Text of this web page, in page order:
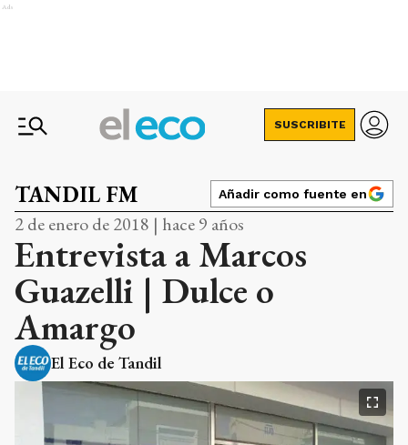
Ads
SUSCRIBITE
TANDIL FM Añadir como fuente en
2 de enero de 2018 | hace 9 años
Entrevista a Marcos
Guazelli | Dulce o
Amargo
El Eco de Tandil